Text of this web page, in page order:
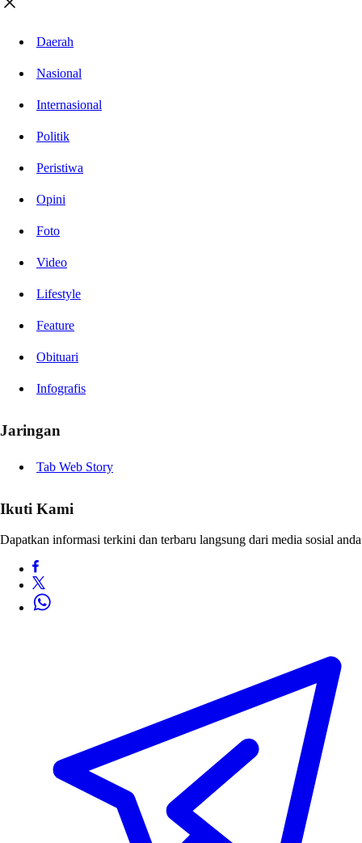
Daerah
Nasional
Internasional
Politik
Peristiwa
Opini
Foto
Video
Lifestyle
Feature
Obituari
Infografis
Jaringan
Tab Web Story
Ikuti Kami
Dapatkan informasi terkini dan terbaru langsung dari media sosial anda